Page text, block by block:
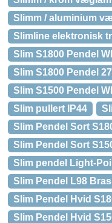
Slimm / aluminium
Slimline elektronisk
Slim S1800 Pendel
Slim S1800 Pendel
Slim S1500 Pendel
Slim pullert IP44
Slim Pendel Sort
Slim Pendel Sort
Slim pendel Light-
Slim Pendel L98
Slim Pendel Hvid
Slim Pendel Hvid